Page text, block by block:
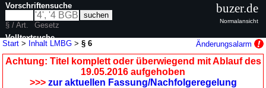
Start > Inhalt LMBG >§ 6 Änderungsalarm
Achtung: Titel komplett oder überwiegend mit Ablauf des
19.05.2016 aufgehoben
>>> zur aktuellen Fassung/Nachfolgeregelung
Vorschriftensuche
§ / Art.
Gesetz
Volltextsuche
nur in LMBG
buzer.de
Normalansicht